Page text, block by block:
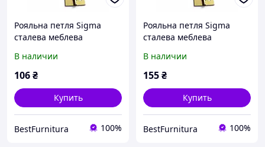
Рояльна петля Sigma
сталева меблева
Золото (MP0072)
В наличии
106₴
Купить
BestFurnitura 100%
Рояльна петля Sigma
сталева меблева
Золото (MP0073)
В наличии
155₴
Купить
BestFurnitura 100%